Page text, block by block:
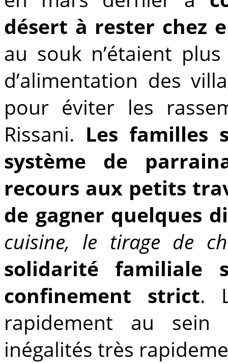
désert à rester chez
au souk n’étaient
d’alimentation des
pour éviter les
Rissani. Les familles
système de
recours aux petits
de gagner quelques
cuisine, le tirage de
solidarité familiale
confinement strict.
rapidement au sein
inégalités très